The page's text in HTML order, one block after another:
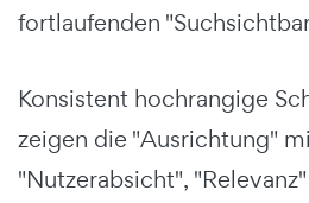
fortlaufenden
Konsistent hochrangige
zeigen die "Ausrichtung"
"Nutzerabsicht",